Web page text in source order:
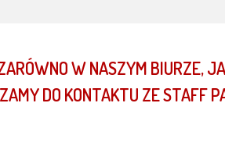
W NASZYM BIURZE,
DO KONTAKTU ZE STAFF